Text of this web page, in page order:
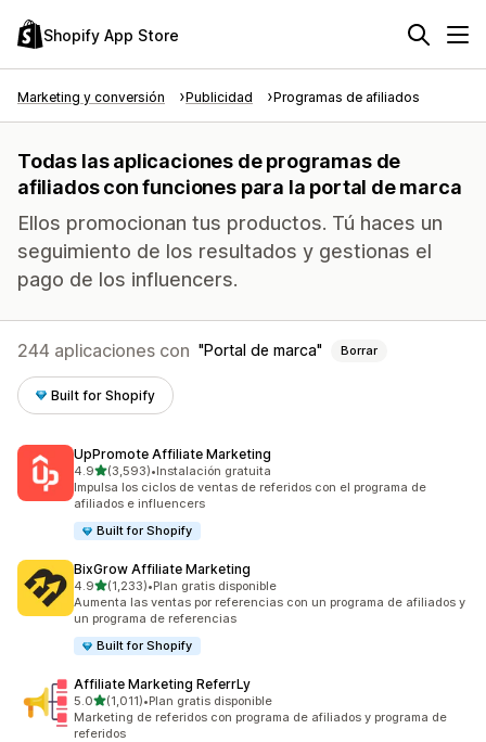
Shopify App Store
Marketing y conversión Publicidad Programas de afiliados
Todas las aplicaciones de programas de
afiliados con funciones para la portal de marca
Ellos promocionan tus productos. Tú haces un
seguimiento de los resultados y gestionas el
pago de los influencers.
244 aplicaciones con Portal de marca Borrar
Built for Shopify
UpPromote Affiliate Marketing
4.9de 5 estrellas
(3,593)
3593 reseñas en total
•Instalación gratuita
Impulsa los ciclos de ventas de referidos con el programa de
afiliados e influencers
Built for Shopify
BixGrow Affiliate Marketing
4.9de 5 estrellas
(1,233)
1233 reseñas en total
•Plan gratis disponible
Aumenta las ventas por referencias con un programa de afiliados y
un programa de referencias
Built for Shopify
Affiliate Marketing ReferrLy
5.0de 5 estrellas
(1,011)
1011 reseñas en total
•Plan gratis disponible
Marketing de referidos con programa de afiliados y programa de
referidos